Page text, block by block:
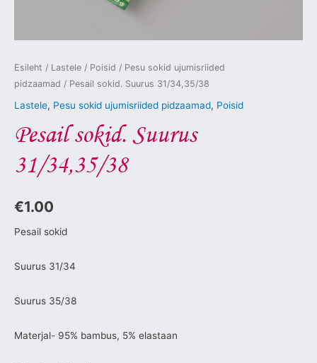
Esileht / Lastele / Poisid / Pesu sokid ujumisriided
pidzaamad / Pesail sokid. Suurus 31/34,35/38
Lastele, Pesu sokid ujumisriided pidzaamad, Poisid
Pesail sokid. Suurus
31/34,35/38
€1.00
Pesail sokid
Suurus 31/34
Suurus 35/38
Materjal- 95% bambus, 5% elastaan